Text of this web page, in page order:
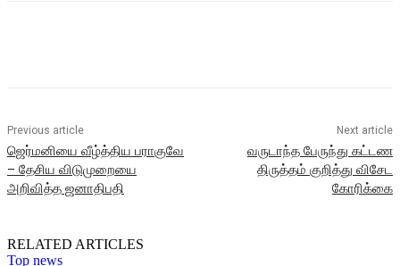
Previous article
ஜெர்மனியை வீழ்த்திய பராகுவே
– தேசிய விடுமுறையை
அறிவித்த ஜனாதிபதி
Next article
வருடாந்த பேருந்து கட்டண
திருத்தம் குறித்து விசேட
கோரிக்கை
RELATED ARTICLES
Top news